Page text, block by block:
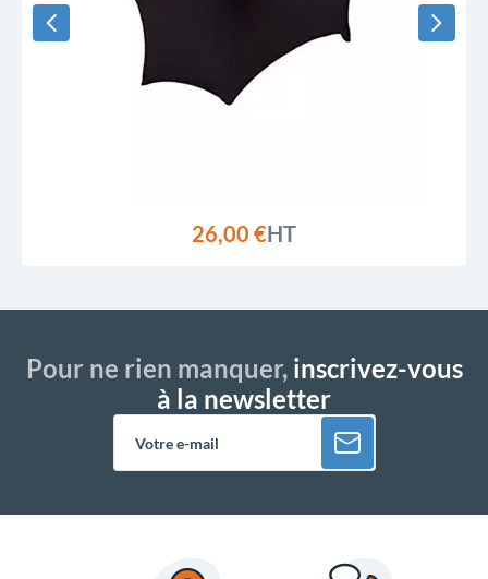
26,00 €HT
Pour ne rien manquer,inscrivez-vous
à la newsletter